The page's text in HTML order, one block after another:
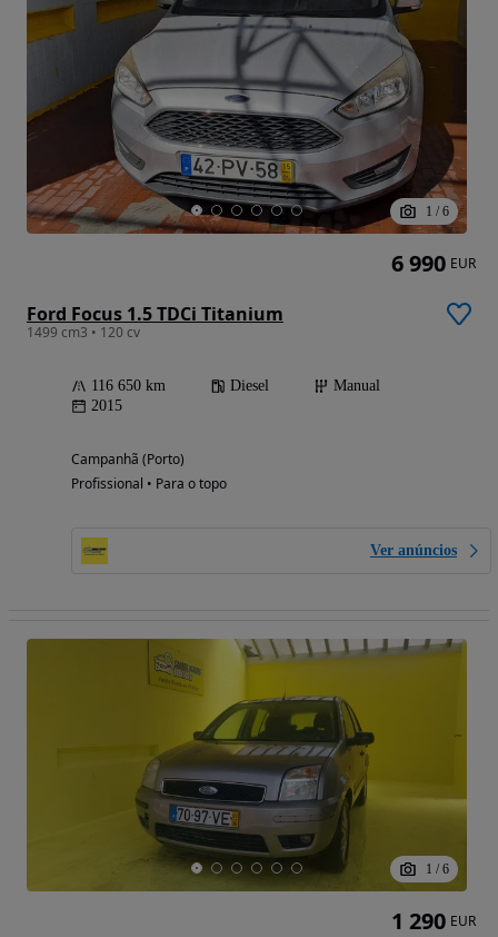
1 / 6
Ford Focus 1.5 TDCi Titanium
1499 cm3 • 120 cv
116 650 km Diesel
Manual
2015
Campanhã (Porto)
Profissional • Para o topo
Ver anúncios
6 990 EUR
1 / 6
1 290 EUR